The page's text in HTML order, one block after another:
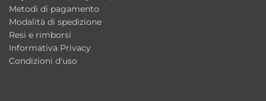
Metodi di pagamento
Modalità di spedizione
Resi e rimborsi
Informativa Privacy
Condizioni d'uso